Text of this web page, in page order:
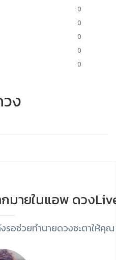
0
0
0
0
0
ง
มายในแอพ ดวง
อช่วยทำนายดวงชะตาให้คุณ